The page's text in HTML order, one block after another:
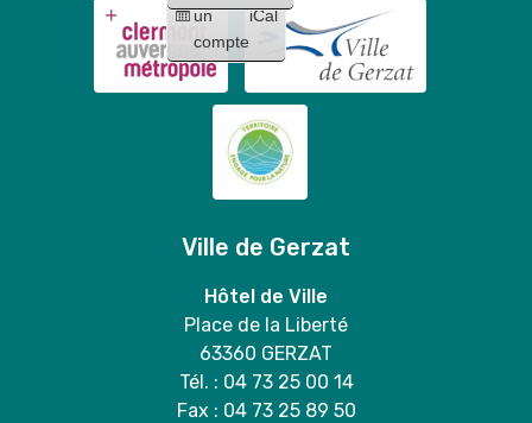
un
compte
iCal
Ville de Gerzat
Hôtel de Ville
Place de la Liberté
63360 GERZAT
Tél. : 04 73 25 00 14
Fax : 04 73 25 89 50